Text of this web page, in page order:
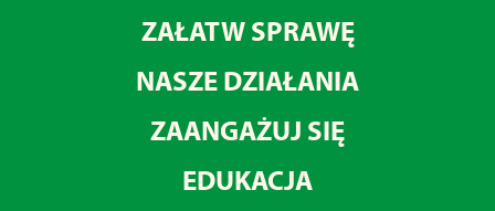
ZAŁATW SPRAWĘ
NASZE DZIAŁANIA
ZAANGAŻUJ SIĘ
EDUKACJA